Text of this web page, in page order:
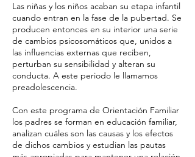
Las niñas y los niños acaban su etapa infantil
cuando entran en la fase de la pubertad. Se
producen entonces en su interior una serie
de cambios psicosomáticos que, unidos a
las influencias externas que reciben,
perturban su sensibilidad y alteran su
conducta. A este periodo le llamamos
preadolescencia.
Con este programa de Orientación Familiar
los padres se forman en educación familiar,
analizan cuáles son las causas y los efectos
de dichos cambios y estudian las pautas